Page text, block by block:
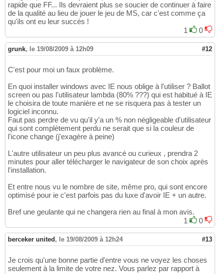
rapide que FF... Ils devraient plus se soucier de continuer à faire
de la qualité au lieu de jouer le jeu de MS, car c'est comme ça
qu'ils ont eu leur succès !
1
0
grunk, le 19/08/2009 à 12h09 #12
C'est pour moi un faux problème.
En quoi installer windows avec IE nous oblige à l'utiliser ? Ballot
screen ou pas l'utilisateur lambda (80% ???) qui est habitué à IE
le choisira de toute manière et ne se risquera pas à tester un
logiciel inconnu.
Faut pas perdre de vu qu'il y'a un % non négligeable d'utilisateur
qui sont complètement perdu ne serait que si la couleur de
l'icone change (j'exagère à peine)
L'autre utilisateur un peu plus avancé ou curieux , prendra 2
minutes pour aller télécharger le navigateur de son choix après
l'installation.
Et entre nous vu le nombre de site, même pro, qui sont encore
optimisé pour ie c'est parfois pas du luxe d'avoir IE + un autre.
Bref une geulante qui ne changera rien au final à mon avis.
1
0
berceker united , le 19/08/2009 à 12h24 #13
Je crois qu'une bonne partie d'entre vous ne voyez les choses
seulement à la limite de votre nez. Vous parlez par rapport à